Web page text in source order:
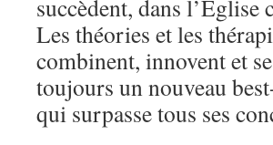
succèdent, dans
Les théories et les
combinent, innovent et
toujours un nouveau
qui surpasse tous ses